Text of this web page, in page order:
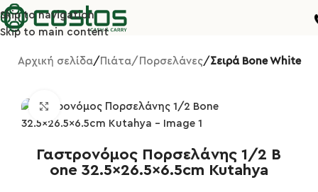
Skip to navigation
Skip to main content
Αρχική σελίδα Πιάτα/Πορσελάνες Σειρά Bone White
Κλικ για μεγέθυνση
Γαστρονόμος Πορσελάνης 1/2 B
one 32.5×26.5×6.5cm Kutahya